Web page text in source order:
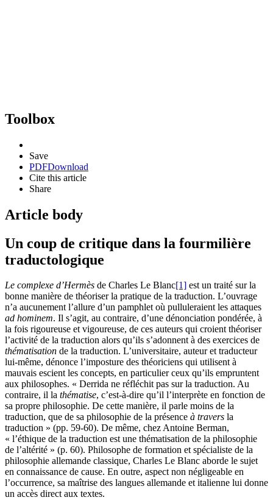
Toolbox
Save
PDFDownload
Cite this article
Share
Article body
Un coup de critique dans la fourmilière
traductologique
Le complexe d’Hermès de Charles Le Blanc[1] est un traité sur la
bonne manière de théoriser la pratique de la traduction. L’ouvrage
n’a aucunement l’allure d’un pamphlet où pulluleraient les attaques
ad hominem. Il s’agit, au contraire, d’une dénonciation pondérée, à
la fois rigoureuse et vigoureuse, de ces auteurs qui croient théoriser
l’activité de la traduction alors qu’ils s’adonnent à des exercices de
thématisation de la traduction. L’universitaire, auteur et traducteur
lui-même, dénonce l’imposture des théoriciens qui utilisent à
mauvais escient les concepts, en particulier ceux qu’ils empruntent
aux philosophes. « Derrida ne réfléchit pas sur la traduction. Au
contraire, il la thématise, c’est-à-dire qu’il l’interprète en fonction de
sa propre philosophie. De cette manière, il parle moins de la
traduction, que de sa philosophie de la présence à travers la
traduction » (pp. 59-60). De même, chez Antoine Berman,
« l’éthique de la traduction est une thématisation de la philosophie
de l’altérité » (p. 60). Philosophe de formation et spécialiste de la
philosophie allemande classique, Charles Le Blanc aborde le sujet
en connaissance de cause. En outre, aspect non négligeable en
l’occurrence, sa maîtrise des langues allemande et italienne lui donne
un accès direct aux textes.